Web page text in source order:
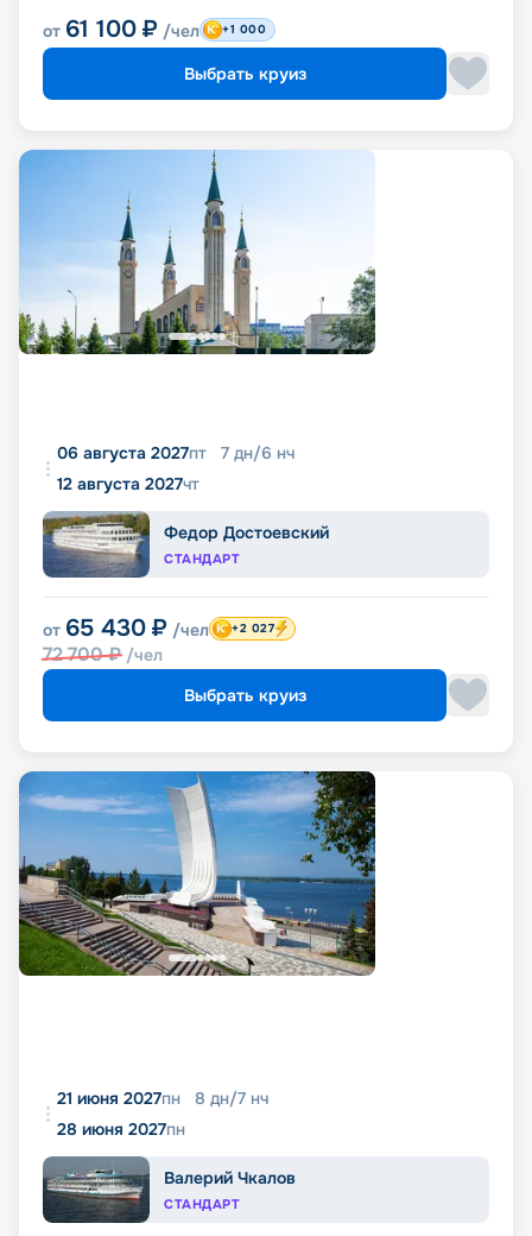
от 61 100 ₽ /чел +1 000
Выбрать круиз
06 августа 2027пт 7 дн/6 нч
12 августа 2027чт
Федор Достоевский
СТАНДАРТ
от 65 430 ₽ /чел
72 700₽ /чел
+2 027
Выбрать круиз
21 июня 2027пн 8 дн/7 нч
28 июня 2027пн
Валерий Чкалов
СТАНДАРТ